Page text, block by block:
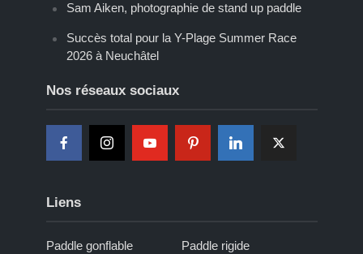
Sam Aiken, photographie de stand up paddle
Succès total pour la Y-Plage Summer Race
2026 à Neuchâtel
Nos réseaux sociaux
Liens
Paddle gonflable
Paddle rigide